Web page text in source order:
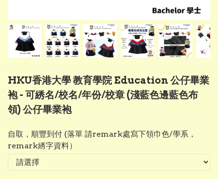
HKU香港大學 教育學院 Education 公仔畢業
袍 - 可綉名/校名/年份/校章 (淺藍色邊藍色布
領) 公仔畢業袍
自取，順豐到付 (落單 請remark處寫下領巾色/學系，
remark綉字資料）